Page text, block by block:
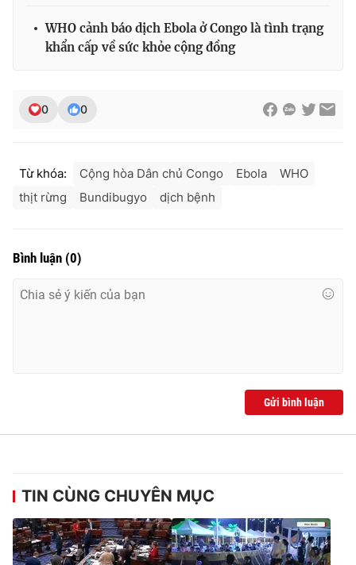
WHO cảnh báo dịch Ebola ở Congo là tình trạng
khẩn cấp về sức khỏe cộng đồng
0 0
Từ khóa: Cộng hòa Dân chủ Congo Ebola
WHO
thịt rừng
Bundibugyo dịch bệnh
Bình luận (0)
Gửi bình luận
TIN CÙNG CHUYÊN MỤC